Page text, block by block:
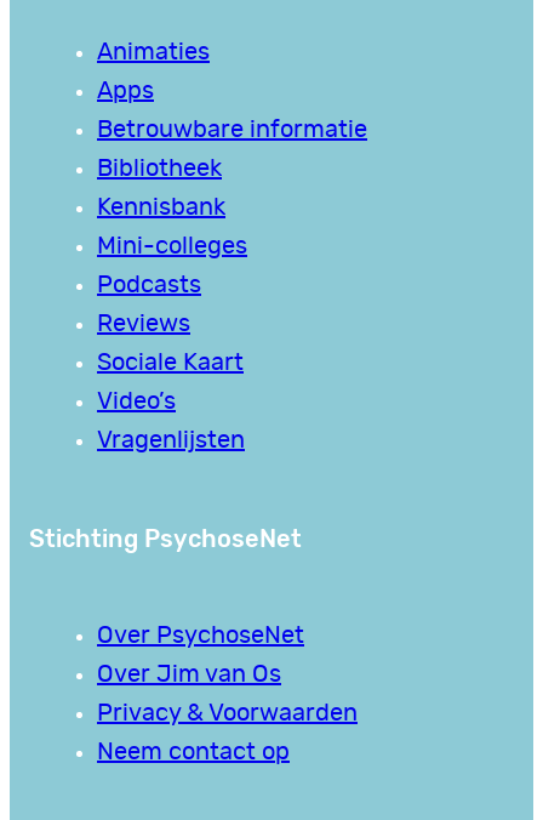
Animaties
Apps
Betrouwbare informatie
Bibliotheek
Kennisbank
Mini-colleges
Podcasts
Reviews
Sociale Kaart
Video’s
Vragenlijsten
Stichting PsychoseNet
Over PsychoseNet
Over Jim van Os
Privacy & Voorwaarden
Neem contact op